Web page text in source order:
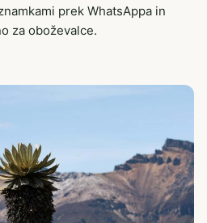
prek WhatsAppa in
za oboževalce.